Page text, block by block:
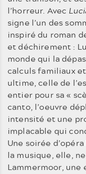
l’horreur. Avec
signe l’un des
inspiré du roman
et déchirement :
monde qui la
calculs familiaux
ultime, celle de
entier pour sa «
canto, l’oeuvre
intensité et une
implacable qui
Une soirée
la musique, elle,
Lammermoor, une